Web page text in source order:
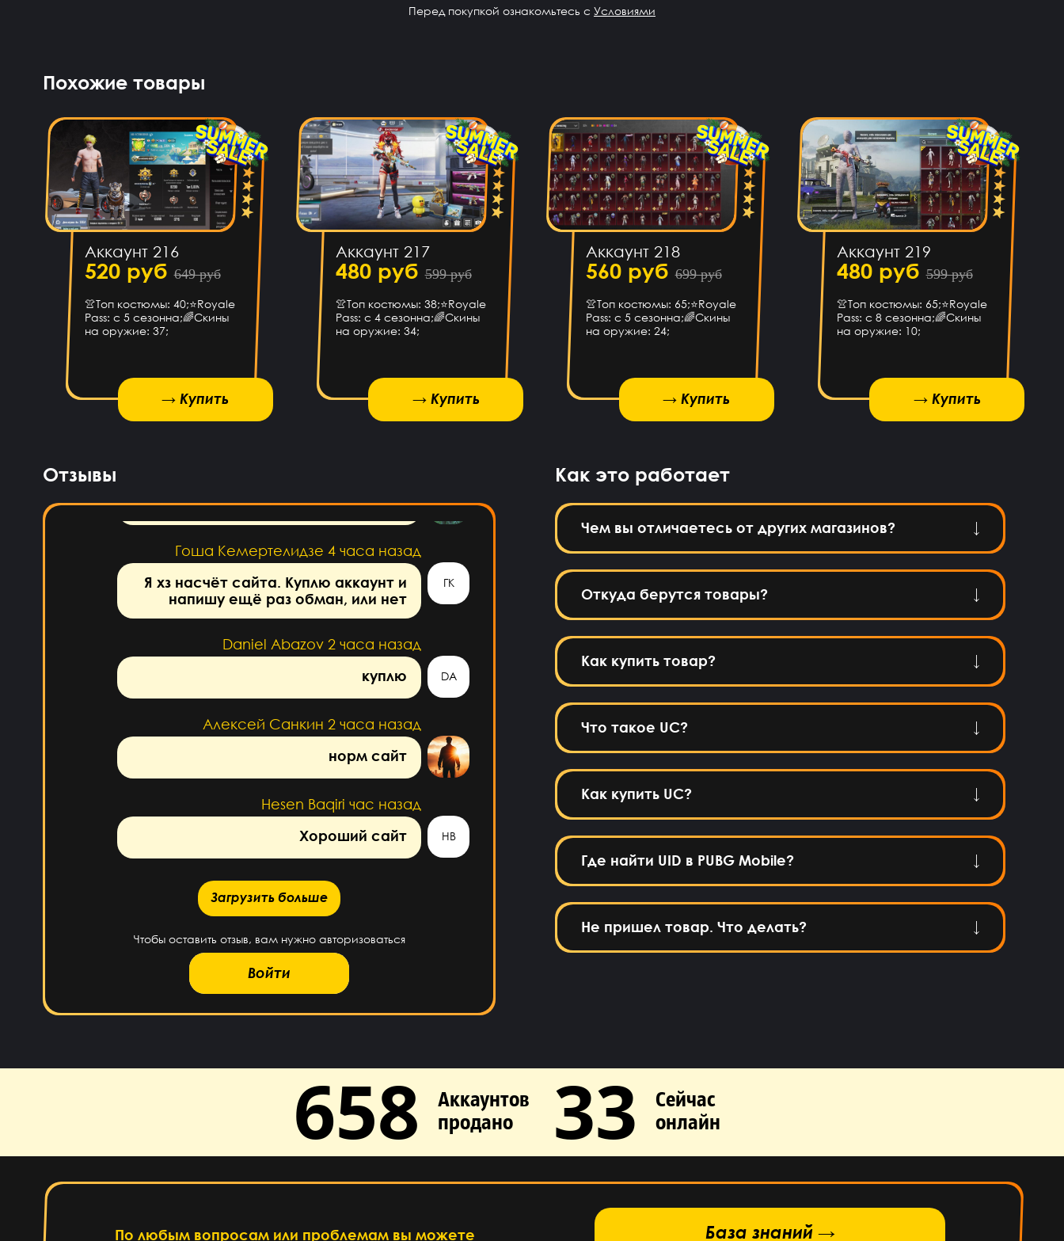
Перед покупкой ознакомьтесь с Условиями
Похожие товары
Аккаунт 216
520 руб649 руб
👚Топ костюмы: 40;⭐️Royale
Pass: с 5 сезонна;🌈Скины
на оружие: 37;
→ Купить
→ Купить
Аккаунт 217
480 руб599 руб
👚Топ костюмы: 38;⭐️Royale
Pass: с 4 сезонна;🌈Скины
на оружие: 34;
→ Купить
→ Купить
Аккаунт 218
560 руб699 руб
👚Топ костюмы: 65;⭐️Royale
Pass: с 5 сезонна;🌈Скины
на оружие: 24;
→ Купить
→ Купить
Аккаунт 219
480 руб599 руб
👚Топ костюмы: 65;⭐️Royale
Pass: с 8 сезонна;🌈Скины
на оружие: 10;
→ Купить
→ Купить
Отзывы
Диана Щербетова8 часов назад
Класс
Egopkabossuk Dscraft7 часов назад
Топ4ik воще!)
Ilya6 часов назад
Подходит на ps4?
Иван Горобинский 4 часа назад
Куда пришел? На почту?
Акк пришел)))
ГК
Гоша Кемертелидзе 4 часа назад
Я хз насчёт сайта. Куплю аккаунт и
напишу ещё раз обман, или нет
DA
Daniel Abazov 2 часа назад
куплю
Алексей Санкин 2 часа назад
норм сайт
HB
Hesen Baqiri час назад
Хороший сайт
Загрузить больше
Чтобы оставить отзыв, вам нужно авторизоваться
Войти
Как это работает
Чем вы отличаетесь от других магазинов?
Откуда берутся товары?
Как купить товар?
Что такое UC?
Как купить UC?
Где найти UID в PUBG Mobile?
Не пришел товар. Что делать?
658
Аккаунтов
продано
33
Сейчас
онлайн
По любым вопросам или проблемам вы можете База знаний →
База знаний →